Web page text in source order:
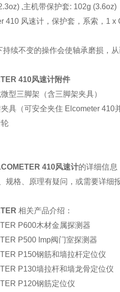
,主机带保护套: 102g (3.6oz)
410 风速计，保护套，系索，1 x
持续不变的操作会使轴承磨损，
410风速计附件
型三脚架（含三脚架夹具）
具（可安全夹住 Elcometer 410
410风速计的详细信息
规格、原理有疑问，或需要详细
相关产品介绍：
P600木材金属探测器
P500 Imp阀门室探测器
P150钢筋和墙拉杆定位仪
P130墙拉杆和墙龙骨定位仪
P120钢筋定位仪